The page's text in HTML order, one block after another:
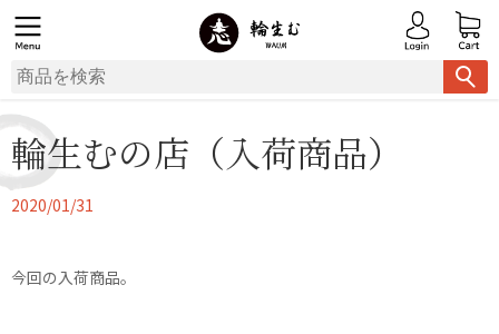
輪生むの店（入荷商品）
2020/01/31
今回の入荷商品。